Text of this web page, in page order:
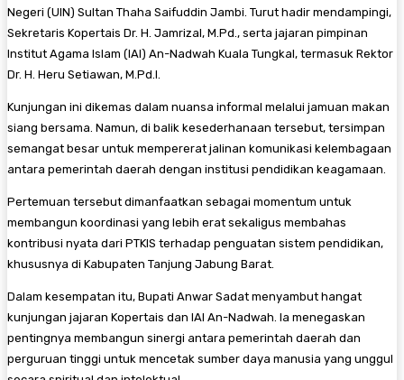
Negeri (UIN) Sultan Thaha Saifuddin Jambi. Turut hadir mendampingi,
Sekretaris Kopertais Dr. H. Jamrizal, M.Pd., serta jajaran pimpinan
Institut Agama Islam (IAI) An-Nadwah Kuala Tungkal, termasuk Rektor
Dr. H. Heru Setiawan, M.Pd.I.
Kunjungan ini dikemas dalam nuansa informal melalui jamuan makan
siang bersama. Namun, di balik kesederhanaan tersebut, tersimpan
semangat besar untuk mempererat jalinan komunikasi kelembagaan
antara pemerintah daerah dengan institusi pendidikan keagamaan.
Pertemuan tersebut dimanfaatkan sebagai momentum untuk
membangun koordinasi yang lebih erat sekaligus membahas
kontribusi nyata dari PTKIS terhadap penguatan sistem pendidikan,
khususnya di Kabupaten Tanjung Jabung Barat.
Dalam kesempatan itu, Bupati Anwar Sadat menyambut hangat
kunjungan jajaran Kopertais dan IAI An-Nadwah. Ia menegaskan
pentingnya membangun sinergi antara pemerintah daerah dan
perguruan tinggi untuk mencetak sumber daya manusia yang unggul